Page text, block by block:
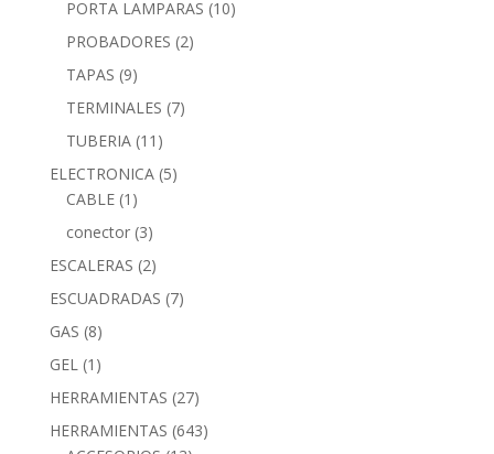
PORTA LAMPARAS (10)
PROBADORES (2)
TAPAS (9)
TERMINALES (7)
TUBERIA (11)
ELECTRONICA (5)
CABLE (1)
conector (3)
ESCALERAS (2)
ESCUADRADAS (7)
GAS (8)
GEL (1)
HERRAMIENTAS (27)
HERRAMIENTAS (643)